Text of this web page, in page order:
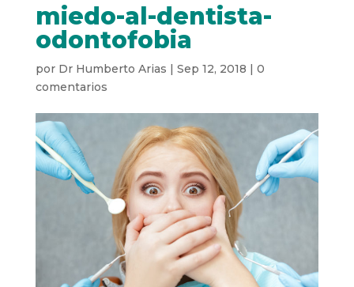
miedo-al-dentista-
odontofobia
por Dr Humberto Arias | Sep 12, 2018 | 0
comentarios